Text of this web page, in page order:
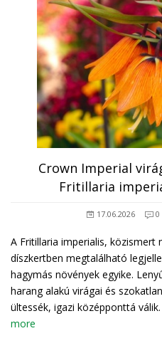
Crown Imperial
Fritillaria
17.06.2026 0
A Fritillaria imperialis, közismert
díszkertben megtalálható
hagymás növények egyike.
harang alakú virágai és
ültessék, igazi középponttá
more